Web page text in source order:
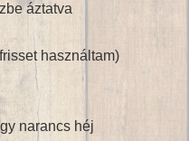
áztatva
használtam)
narancs héj